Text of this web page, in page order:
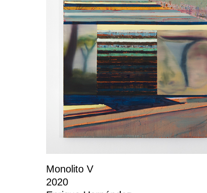
Monolito V
2020